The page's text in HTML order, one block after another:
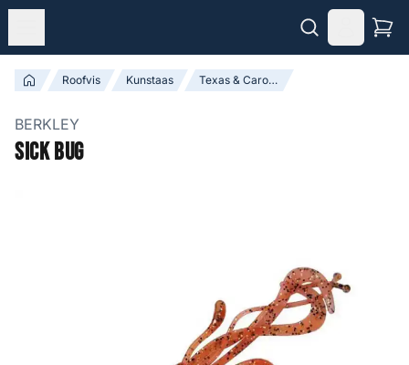
Roofvis Kunstaas Texas & Carolina Shads / Creature Baits
BERKLEY
Sick Bug